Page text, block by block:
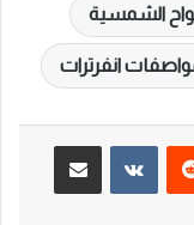
الشمسية
انفرترات
مشاركة عبر البريد